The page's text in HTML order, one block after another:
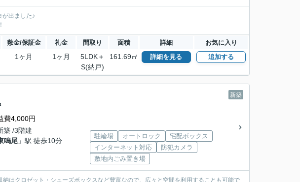
が出ました♪
敷金/保証金 礼金 間取り 面積 詳細 お気に入り
1ヶ月 1ヶ月
5LDK＋
S(納戸)
161.69㎡ 詳細を見る 追加する
新築
費4,000円
築 /3階建
鳴尾 」駅 徒歩10分
駐輪場 オートロック
宅配ボックス
インターネット対応
防犯カメラ
敷地内ごみ置き場
はクロゼット・シューズボックスなど豊富なので、広々と空間を利用することも可能で